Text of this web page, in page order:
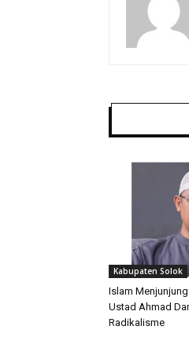
Kabupaten Solok
Islam
Ustad Ahmad
Radikalisme